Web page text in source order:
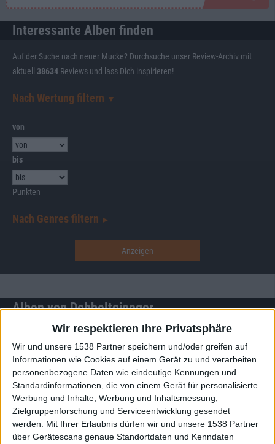
Wir respektieren Ihre Privatsphäre
Wir und unsere 1538 Partner speichern und/oder greifen auf
Informationen wie Cookies auf einem Gerät zu und verarbeiten
personenbezogene Daten wie eindeutige Kennungen und
Standardinformationen, die von einem Gerät für personalisierte
Werbung und Inhalte, Werbung und Inhaltsmessung,
Zielgruppenforschung und Serviceentwicklung gesendet
werden. Mit Ihrer Erlaubnis dürfen wir und unsere 1538 Partner
über Gerätescans genaue Standortdaten und Kenndaten
Interessante Alben finden
Auf der Suche nach neuer Mucke? Durchsuche unser Review-Archiv mit
aktuell 38634 Reviews und lass Dich inspirieren!
Nach Wertung filtern ▼︎
von
bis
Punkten
Nach Genres filtern ►︎
Alben von Dobbeltgjenger
Review Review